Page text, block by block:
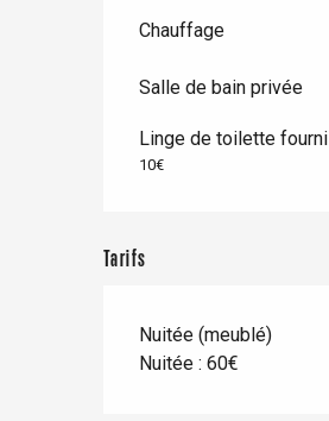
Offranville
Clères
Chauffage
Salle de bain privée
Linge de toilette fourni
10€
Tarifs
Nuitée (meublé)
Nuitée : 60€